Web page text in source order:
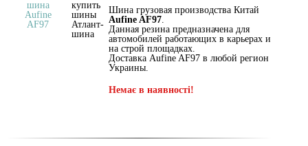
Шина грузовая производства Китай
Aufine AF97
Данная резина предназначена для
автомобилей работающих в карьерах и
на строй площадках.
Доставка Aufine AF97 в любой регион
Украины.
Немає в наявності!